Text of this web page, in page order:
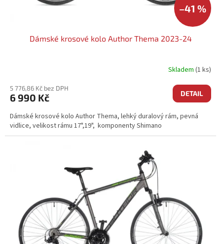
–41 %
Dámské krosové kolo Author Thema 2023-24
Skladem (1 ks)
5 776,86 Kč bez DPH
6 990 Kč DETAIL
Dámské krosové kolo Author Thema, lehký duralový rám, pevná
vidlice, velikost rámu 17",19", komponenty Shimano